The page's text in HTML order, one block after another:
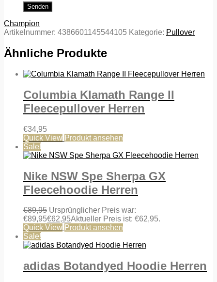
Champion
Artikelnummer: 4386601145544105 Kategorie: Pullover
Ähnliche Produkte
Columbia Klamath Range II
Fleecepullover Herren
€34,95
Quick View Produkt ansehen
Sale!
Nike NSW Spe Sherpa GX
Fleecehoodie Herren
€89,95 Ursprünglicher Preis war:
€89,95€62,95Aktueller Preis ist: €62,95.
Quick View Produkt ansehen
Sale!
adidas Botandyed Hoodie Herren